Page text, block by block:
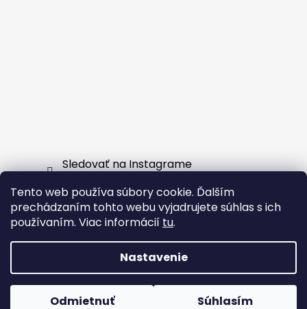
Tento web používa súbory cookie. Ďalším
prechádzaním tohto webu vyjadrujete súhlas s ich
používaním. Viac informácií tu.
Nastavenie
Odmietnuť Súhlasím
Sledovať na Instagrame
Facebook
Vytvoril Shoptet
Copyright 2026EXTERNSHOP.SK. Všetky práva